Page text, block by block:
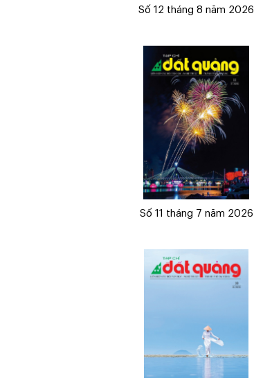
Số 12 tháng 8 năm 2026
Số 11 tháng 7 năm 2026